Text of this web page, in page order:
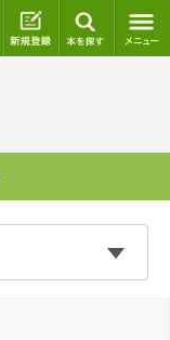
ログイン 新規登録